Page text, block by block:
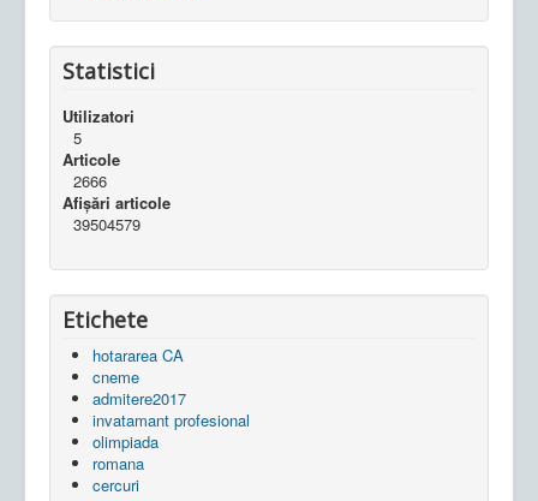
Statistici
Utilizatori
5
Articole
2666
Afișări articole
39504579
Etichete
hotararea CA
cneme
admitere2017
invatamant profesional
olimpiada
romana
cercuri